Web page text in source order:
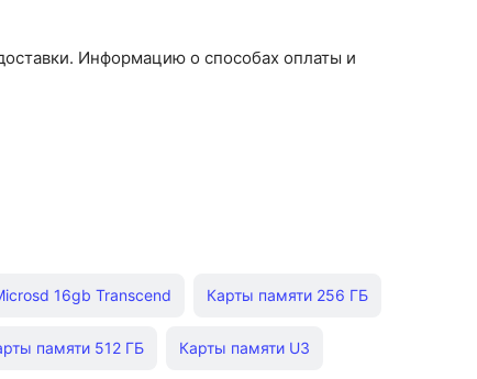
Информацию о способах оплаты и
16gb Transcend Карты памяти 256 ГБ
памяти 512 ГБ Карты памяти U3